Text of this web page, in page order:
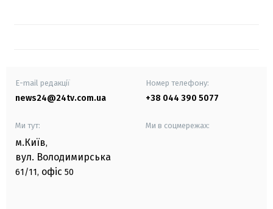
E-mail редакції
news24@24tv.com.ua
Номер телефону:
+38 044 390 5077
Ми тут:
м.Київ,
вул. Володимирська
61/11, офіс 50
Ми в соцмережах: